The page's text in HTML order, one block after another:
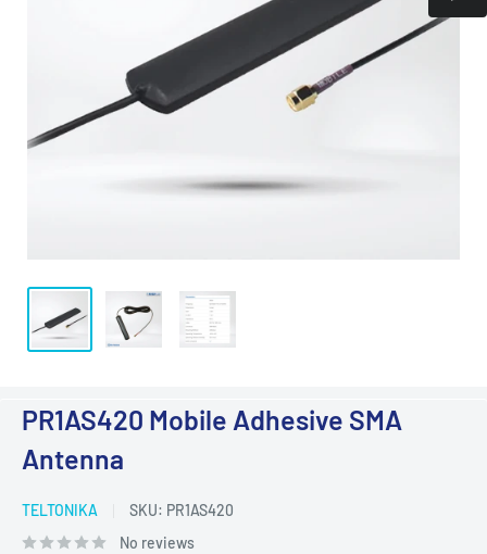
PR1AS420 Mobile Adhesive SMA
Antenna
TELTONIKA SKU: PR1AS420
No reviews